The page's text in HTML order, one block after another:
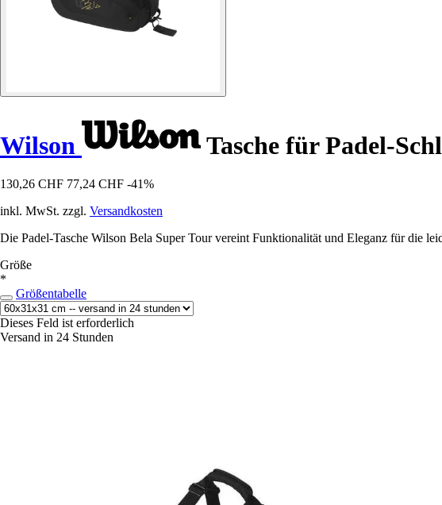
Wilson Tasche für Padel-
130,26 CHF 77,24 CHF -41%
inkl. MwSt. zzgl. Versandkosten
Die Padel-Tasche Wilson Bela Super Tour vereint Funktionalität und Eleganz für die
Größe
*
Größentabelle
Dieses Feld ist erforderlich
Versand in 24 Stunden